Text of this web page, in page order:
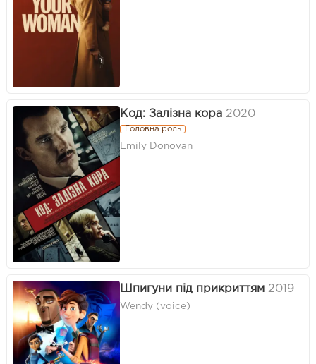
Код: Залізна кора 2020
Головна роль
Emily Donovan
Шпигуни під прикриттям 2019
Wendy (voice)